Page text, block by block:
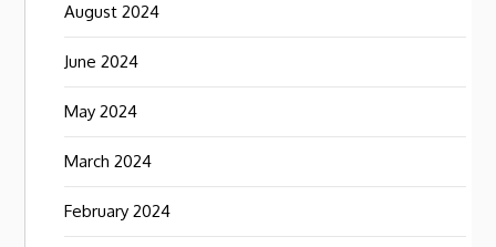
August 2024
June 2024
May 2024
March 2024
February 2024